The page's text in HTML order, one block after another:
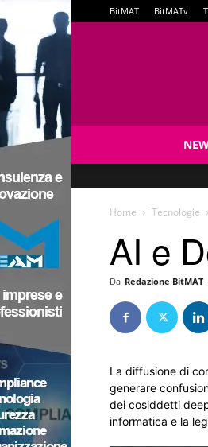
BitMAT BitMATv
Home Tecnologie
AI e
Da Redazione BitMAT
La diffusione di
generare
dei cosiddetti
informatica e la